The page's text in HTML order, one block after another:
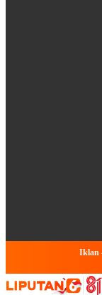
Iklan